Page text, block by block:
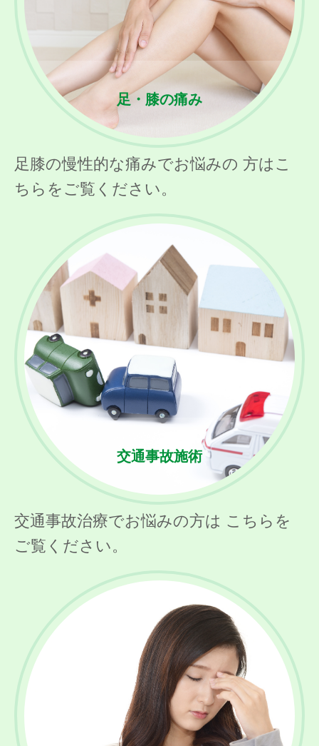
足・膝の痛み
足膝の慢性的な痛みでお悩みの 方はこ
ちらをご覧ください。
交通事故施術
交通事故治療でお悩みの方は こちらを
ご覧ください。